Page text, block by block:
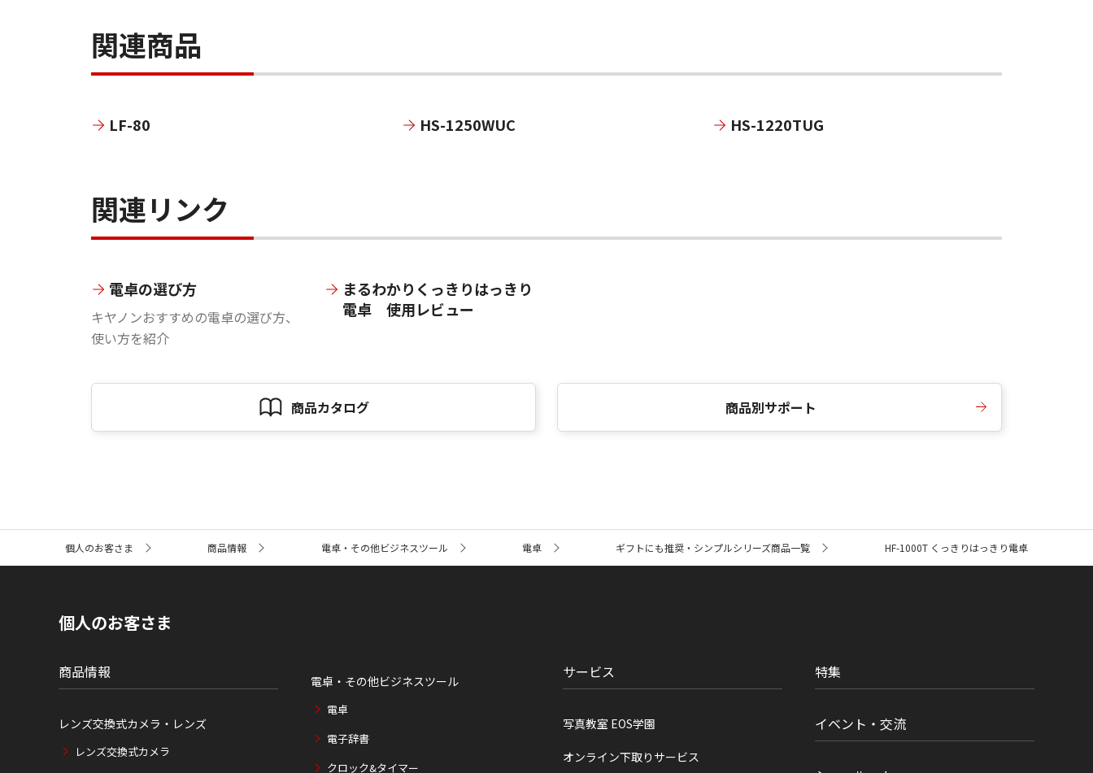
関連商品
LF-80 HS-1250WUC HS-1220TUG
関連リンク
電卓の選び方
キヤノンおすすめの電卓の選び方、
使い方を紹介
まるわかりくっきりはっきり
電卓 使用レビュー
商品カタログ 商品別サポート
ト
個人のお客さま 商品情報 電卓・その他ビジネスツール 電卓 ギフトにも推奨・シンプルシリーズ商品一覧 HF-1000T くっきりはっきり電卓
個人のお客さま
商品情報
レンズ交換式カメラ・レンズ
レンズ交換式カメラ
電卓・その他ビジネスツール
電卓
電子辞書
クロック&タイマー
サービス
写真教室 EOS学園
オンライン下取りサービス
特集
イベント・交流